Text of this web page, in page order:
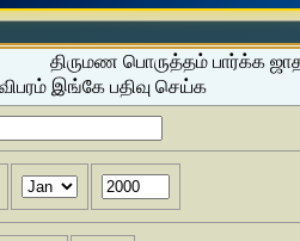
திருமண பொருத்தம் பார்க்க
இங்கே பதிவு செய்க